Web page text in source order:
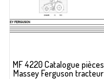
MF 4220 Catalogue pièces
Massey Ferguson tracteur